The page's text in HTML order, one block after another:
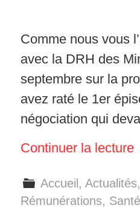
Comme nous vous
avec la DRH des
septembre sur la
avez raté le 1er
négociation qui
Continuer la lecture
Accueil ,Actualités,
Rémunérations,